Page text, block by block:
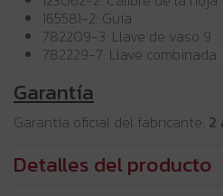
165581-2: Guía
782209-3: Llave de vaso 9
782229-7: Llave combinada
Garantía
Garantía oficial del fabricante: 2
Detalles del producto